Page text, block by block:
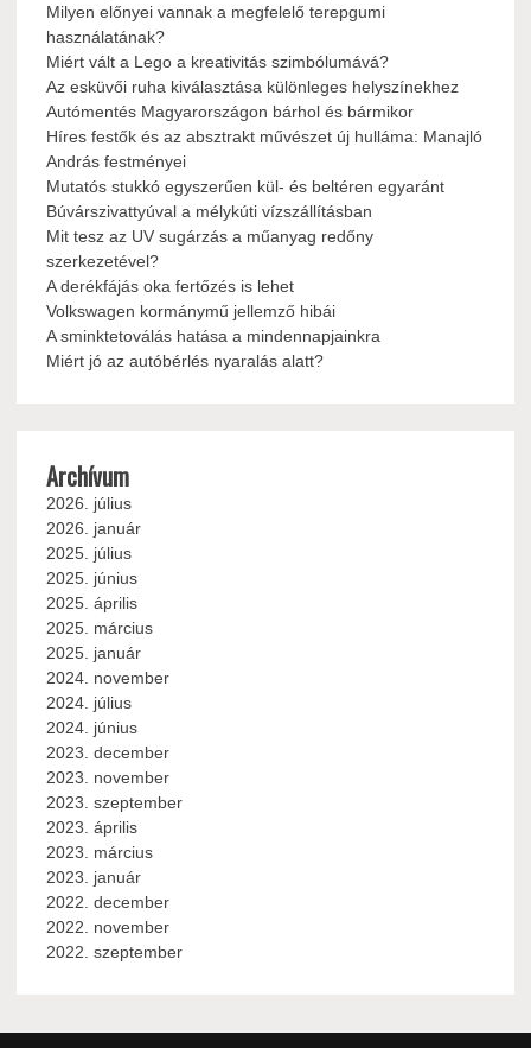
Milyen előnyei vannak a megfelelő terepgumi
használatának?
Miért vált a Lego a kreativitás szimbólumává?
Az esküvői ruha kiválasztása különleges helyszínekhez
Autómentés Magyarországon bárhol és bármikor
Híres festők és az absztrakt művészet új hulláma: Manajló
András festményei
Mutatós stukkó egyszerűen kül- és beltéren egyaránt
Búvárszivattyúval a mélykúti vízszállításban
Mit tesz az UV sugárzás a műanyag redőny
szerkezetével?
A derékfájás oka fertőzés is lehet
Volkswagen kormánymű jellemző hibái
A sminktetoválás hatása a mindennapjainkra
Miért jó az autóbérlés nyaralás alatt?
Archívum
2026. július
2026. január
2025. július
2025. június
2025. április
2025. március
2025. január
2024. november
2024. július
2024. június
2023. december
2023. november
2023. szeptember
2023. április
2023. március
2023. január
2022. december
2022. november
2022. szeptember